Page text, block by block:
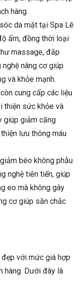
hàng.
da mặt tại Spa Lê
ẩm, đồng thời loại
massage, đắp
nâng cơ giúp
và khỏe mạnh.
cung cấp các liệu
thiện sức khỏe và
giúp giảm căng
lưu thông máu
béo không phẫu
nghệ tiên tiến, giúp
eo mà không gây
cơ giúp săn chắc
với mức giá hợp
hàng. Dưới đây là